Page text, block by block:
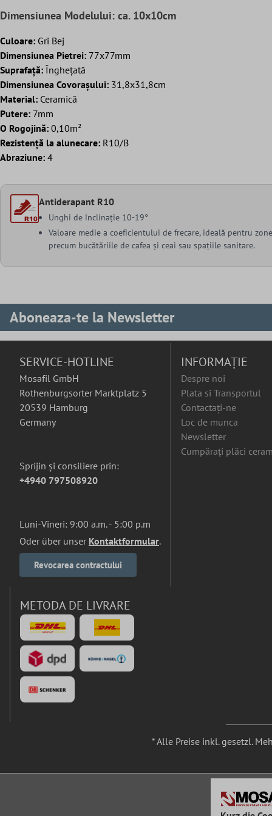
Dimensiunea Modelului: ca. 10x10cm
Culoare: Gri Bej
Dimensiunea Pietrei: 77x77mm
Suprafaţă: Înghețată
Dimensiunea Covorașului: 31,8x31,8cm
Material: Ceramică
Putere: 7mm
O Rogojină: 0,10m²
Rezistență la alunecare: R10/B
Abraziune: 4
Antiderapant R10
Unghi de înclinație 10-19°
Valoare medie a coeficientului de frecare, ideală pentru zone
precum bucătăriile de cafea și ceai sau spațiile sanitare.
Aboneaza-te la Newsletter
SERVICE-HOTLINE
Mosafil GmbH
Rothenburgsorter Marktplatz 5
20539 Hamburg
Germany
Sprijin și consiliere prin:
+4940 797508920
Luni-Vineri: 9:00 a.m. - 5:00 p.m
Oder über unser Kontaktformular.
Revocarea contractului
INFORMAȚIE
Despre noi
Plata si Transportul
Contactați-ne
Loc de munca
Newsletter
Cumpărați plăci
METODA DE LIVRARE
* Alle Preise inkl. gesetzl.